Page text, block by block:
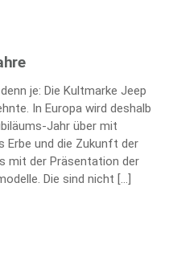
je: Die Kultmarke Jeep
In Europa wird deshalb
Jahr über mit
Erbe und die Zukunft der
mit der Präsentation der
Die sind nicht […]